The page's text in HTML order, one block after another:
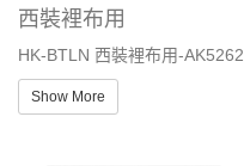
西裝裡布用
HK-BTLN 西裝裡布用-AK5262
Show More